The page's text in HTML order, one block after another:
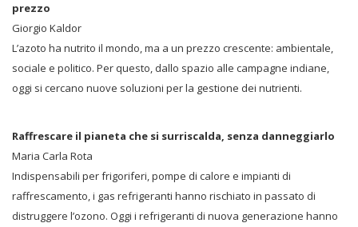
prezzo
Giorgio Kaldor
L’azoto ha nutrito il mondo, ma a un prezzo crescente: ambientale,
sociale e politico. Per questo, dallo spazio alle campagne indiane,
oggi si cercano nuove soluzioni per la gestione dei nutrienti.
Raffrescare il pianeta che si surriscalda, senza danneggiarlo
Maria Carla Rota
Indispensabili per frigoriferi, pompe di calore e impianti di
raffrescamento, i gas refrigeranti hanno rischiato in passato di
distruggere l’ozono. Oggi i refrigeranti di nuova generazione hanno